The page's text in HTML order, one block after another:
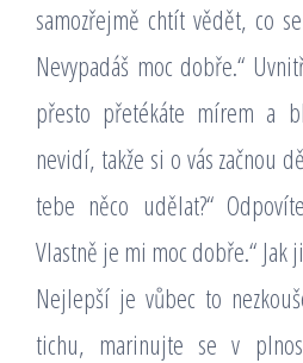
samozřejmě chtít vědět, co
Nevypadáš moc dobře.“
přesto přetékáte mírem a
nevidí, takže si o vás začnou
tebe něco udělat?“
Vlastně je mi moc dobře.“ Jak
Nejlepší je vůbec to
tichu, marinujte se v